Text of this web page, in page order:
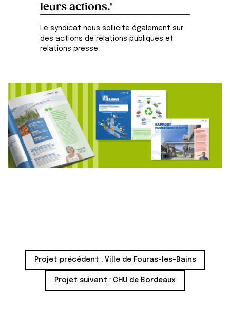
leurs actions.'
Le syndicat nous sollicite également sur
des actions de relations publiques et
relations presse.
Projet précédent : Ville de Fouras-les-Bains
Projet suivant : CHU de Bordeaux